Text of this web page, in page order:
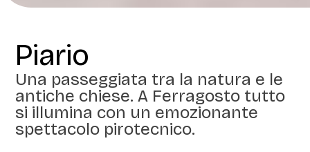
Piario
Una passeggiata tra la natura e le
antiche chiese. A Ferragosto tutto
si illumina con un emozionante
spettacolo pirotecnico.